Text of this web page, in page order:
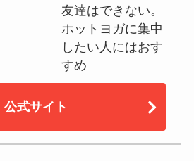
友達はできない。
ホットヨガに集中
したい人にはおす
すめ
公式サイト